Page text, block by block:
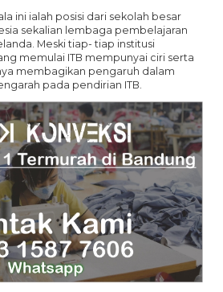
ini ialah posisi dari sekolah besar
sekalian lembaga pembelajaran
Meski tiap- tiap institusi
memulai ITB mempunyai ciri serta
membagikan pengaruh dalam
pada pendirian ITB.